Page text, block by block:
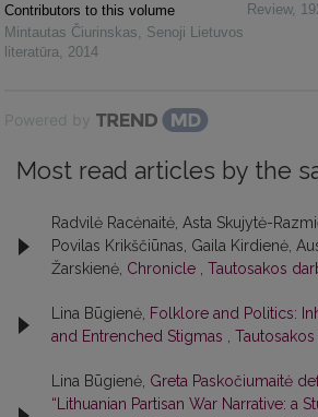
Contributors to this volume
Mintautas Čiurinskas, Senoji Lietuvos
literatūra, 2014
Review,
Powered by
Most read articles by the
Radvilė Racėnaitė, Asta Skujytė-
Povilas Krikščiūnas, Gaila Kirdienė,
Žarskienė, Chronicle , Tautosakos
Lina Būgienė, Folklore and Politics:
and Entrenched Stigmas ,
Lina Būgienė, Greta Paskočiumaitė
“Lithuanian Partisan War Narrative: a